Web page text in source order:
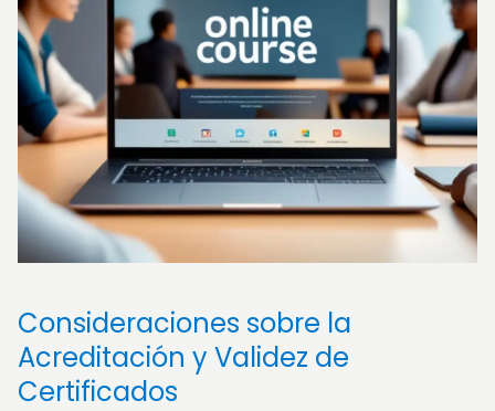
Consideraciones sobre la
Acreditación y Validez de
Certificados